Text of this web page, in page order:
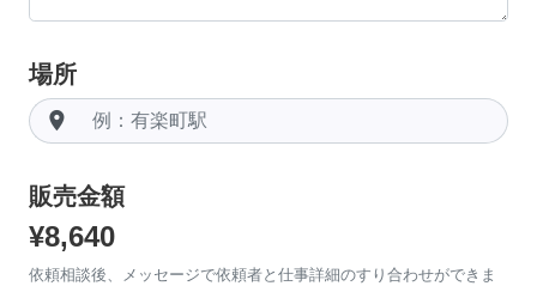
場所
room
販売金額
¥8,640
依頼相談後、メッセージで依頼者と仕事詳細のすり合わせができま